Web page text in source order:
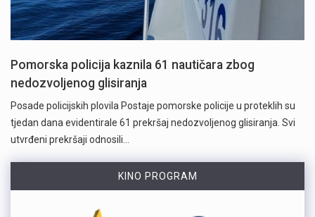
Pomorska policija kaznila 61 nautičara zbog
nedozvoljenog glisiranja
Posade policijskih plovila Postaje pomorske policije u proteklih su
tjedan dana evidentirale 61 prekršaj nedozvoljenog glisiranja. Svi
utvrđeni prekršaji odnosili…
KINO PROGRAM